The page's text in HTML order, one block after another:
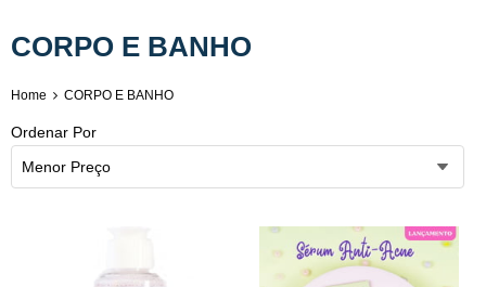
CORPO E BANHO
Home CORPO E BANHO
Ordenar Por
Menor Preço